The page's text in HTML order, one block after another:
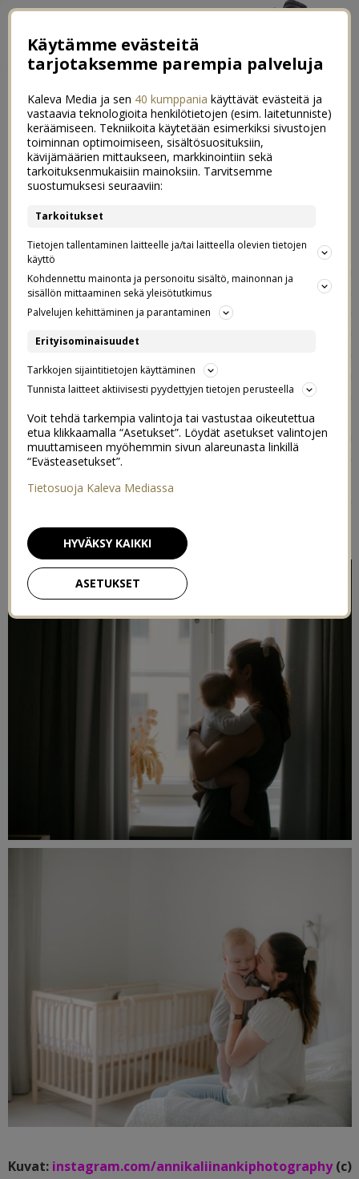
Luukku 20: Voita 2h vauvahoivaa!
Kaupallinen yhteistyö:Vauvahoiva
Tavattiin pari kuukautta sitten Vauvahoivan
Erika Broderin kanssa, koska haluttiin keksiä teille jotain
ihanaa tähän tämän vuoden joulukalenteriin! Mun
blogijoulukalenterissa ei yleensä ole hirveästi
kaupallisuutta, mutta aina on ollut yksi tai kaksi pientä
arvontaa. Tämän vuoden ainoaan kaupalliseen luukkuun
halusin keksiä jotain erityisen ihanaa. Erikan kanssa
mietittiin, että tämä vuosi on ehkä ollut monelle
perheelle rankka koronan vuoksi. Ja vaikka se ei olisi
aiheuttanut erityisiä haasteita, niin varmasti kuitenkin
aikaa ystävän kanssa tai aikaa oman puolison kanssa. Ja
Kuvat: instagram.com/annikaliinankiphotography(c)
Käytämme evästeitä
tarjotaksemme parempia palveluja
Kaleva Media ja sen 40 kumppania käyttävät evästeitä ja
vastaavia teknologioita henkilötietojen (esim. laitetunniste)
keräämiseen. Tekniikoita käytetään esimerkiksi sivustojen
toiminnan optimoimiseen, sisältösuosituksiin,
kävijämäärien mittaukseen, markkinointiin sekä
tarkoituksenmukaisiin mainoksiin. Tarvitsemme
suostumuksesi seuraaviin:
Tarkoitukset
Tietojen tallentaminen laitteelle ja/tai laitteella olevien tietojen
käyttö
Kohdennettu mainonta ja personoitu sisältö, mainonnan ja
sisällön mittaaminen sekä yleisötutkimus
Palvelujen kehittäminen ja parantaminen
Erityisominaisuudet
Tarkkojen sijaintitietojen käyttäminen
Tunnista laitteet aktiivisesti pyydettyjen tietojen perusteella
Voit tehdä tarkempia valintoja tai vastustaa oikeutettua
etua klikkaamalla “Asetukset”. Löydät asetukset valintojen
muuttamiseen myöhemmin sivun alareunasta linkillä
“Evästeasetukset”.
Tietosuoja Kaleva Mediassa
ASETUKSET
HYVÄKSY KAIKKI